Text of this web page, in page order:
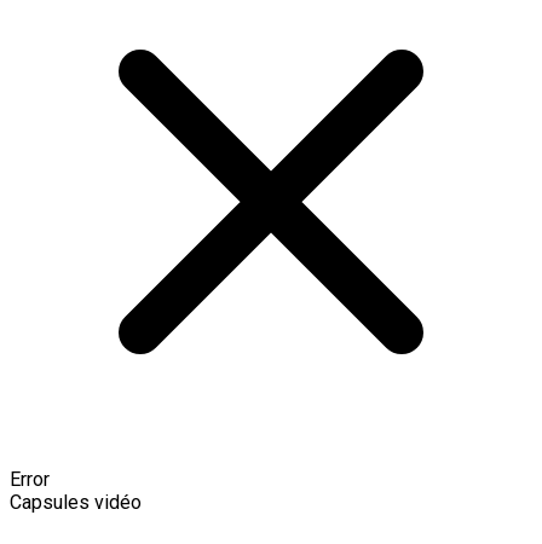
Error
Capsules vidéo